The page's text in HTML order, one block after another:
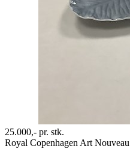
25.000,- pr. stk.
Royal Copenhagen Art